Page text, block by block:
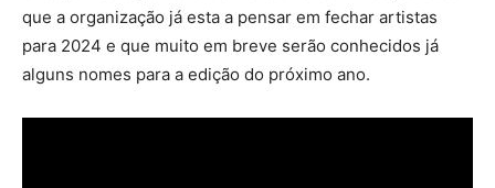
que a organização já esta a pensar em fechar artistas
para 2024 e que muito em breve serão conhecidos já
alguns nomes para a edição do próximo ano.